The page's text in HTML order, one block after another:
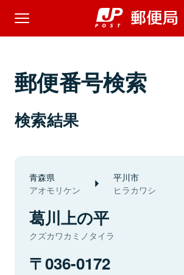
郵便番号検索
検索結果
青森県
アオモリケン
平川市
ヒラカワシ
葛川上の平
クズカワカミノタイラ
036-0172